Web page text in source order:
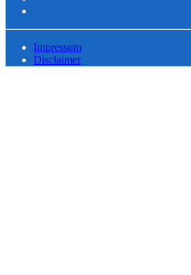
Impressum
Disclaimer